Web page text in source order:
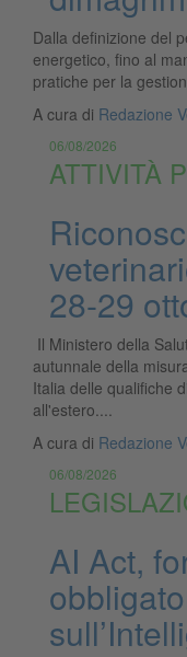
Dalla definizione del
energetico, fino al
pratiche per la
A cura di Redazione
06/08/2026
ATTIVITÀ
28-29
Il Ministero della
autunnale della
Italia delle qualifiche
all'estero....
A cura di Redazione
06/08/2026
AI Act,